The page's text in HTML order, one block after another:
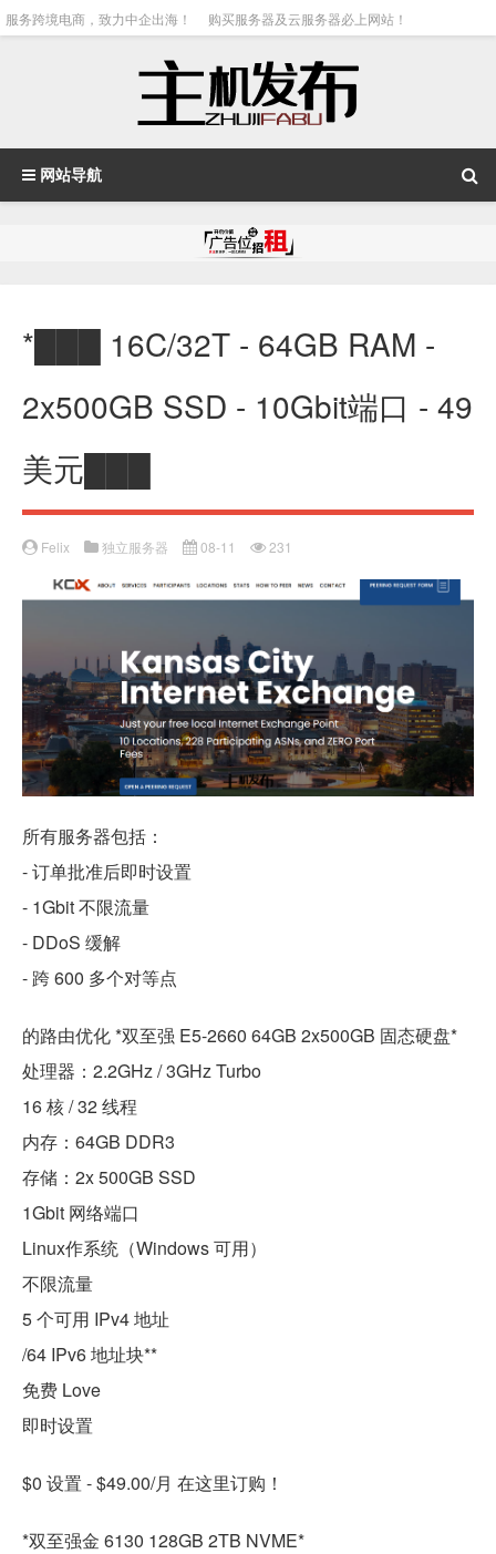
服务跨境电商，致力中企出海！ 购买服务器及云服务器必上网站！
网站导航
*███ 16C/32T - 64GB RAM -
2x500GB SSD - 10Gbit端口 - 49
美元███
Felix 独立服务器 08-11 231
所有服务器包括：
- 订单批准后即时设置
- 1Gbit 不限流量
- DDoS 缓解
- 跨 600 多个对等点
的路由优化 *双至强 E5-2660 64GB 2x500GB 固态硬盘*
处理器：2.2GHz / 3GHz Turbo
16 核 / 32 线程
内存：64GB DDR3
存储：2x 500GB SSD
1Gbit 网络端口
Linux作系统（Windows 可用）
不限流量
5 个可用 IPv4 地址
/64 IPv6 地址块**
免费 Love
即时设置
$0 设置 - $49.00/月 在这里订购！
*双至强金 6130 128GB 2TB NVME*